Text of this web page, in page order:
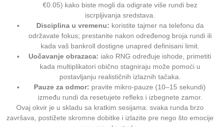
€0.05) kako biste mogli da odigrate više rundi bez
iscrpljivanja sredstava.
Disciplina u vremenu: koristite tajmer na telefonu da
održavate fokus; prestanite nakon određenog broja rundi ili
kada vaš bankroll dostigne unapred definisani limit.
Uočavanje obrazaca: iako RNG određuje ishode, primetiti
kada multiplikatori obično stagniraju može pomoći u
postavljanju realističnih izlaznih tačaka.
Pauze za odmor: pravite mikro-pauze (10–15 sekundi)
između rundi da resetujete refleks i izbegnete zamor.
Ovaj okvir je u skladu sa kratkim sesijama: svaka runda brzo
završava, postižete skromne dobitke i izlazite pre nego što emocije